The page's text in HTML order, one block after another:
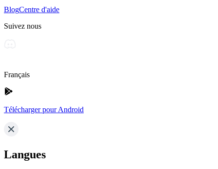
BlogCentre d'aide
Suivez nous
Français
Télécharger pour Android
Langues